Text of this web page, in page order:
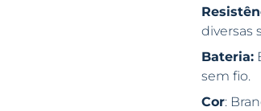
diversas
Bateria:
sem fio.
Cor: